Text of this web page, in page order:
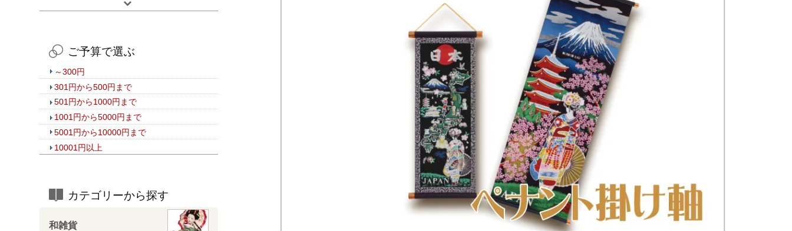
ご予算で選ぶ
～300円
301円から500円まで
501円から1000円まで
1001円から5000円まで
5001円から10000円まで
10001円以上
カテゴリーから探す
和雑貨